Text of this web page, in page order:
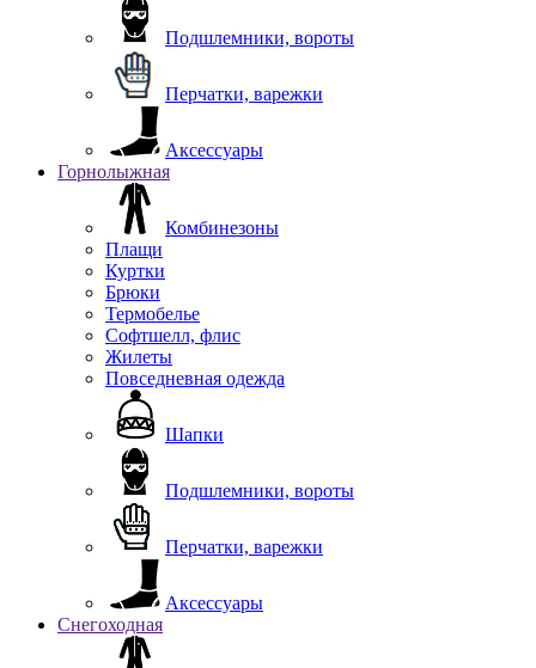
Подшлемники, вороты
Перчатки, варежки
Аксессуары
Горнолыжная
Комбинезоны
Плащи
Куртки
Брюки
Термобелье
Софтшелл, флис
Жилеты
Повседневная одежда
Шапки
Подшлемники, вороты
Перчатки, варежки
Аксессуары
Снегоходная